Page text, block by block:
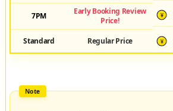
7PM
Early Booking Review
Price!
¥
Standard Regular Price ¥